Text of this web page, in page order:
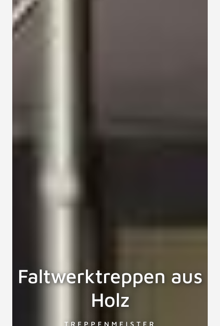
Faltwerktreppen aus
Holz
TREPPENMEISTER